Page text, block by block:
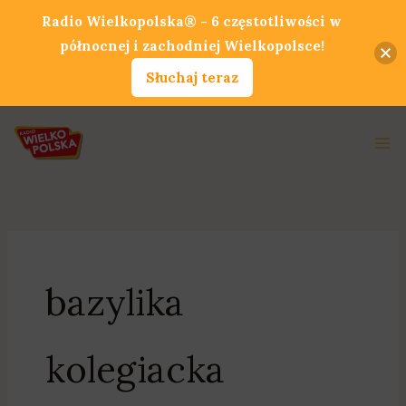
bazylika
kolegiacka
Radio Wielkopolska® - 6 częstotliwości w
północnej i zachodniej Wielkopolsce!
Słuchaj teraz